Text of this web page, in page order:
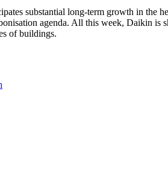
substantial long-term growth in the
agenda. All this week, Daikin
of buildings.